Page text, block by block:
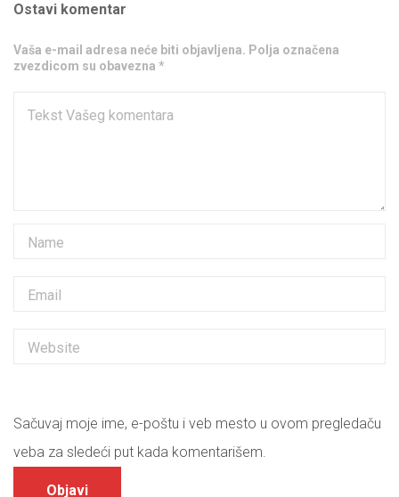
Ostavi komentar
Vaša e-mail adresa neće biti objavljena. Polja označena
zvezdicom su obavezna *
Sačuvaj moje ime, e-poštu i veb mesto u ovom pregledaču
veba za sledeći put kada komentarišem.